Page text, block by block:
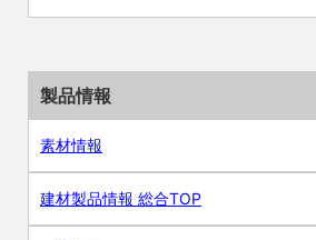
製品情報
素材情報
建材製品情報 総合TOP